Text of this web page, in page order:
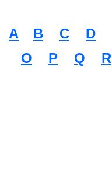
A B C D
O
P Q R